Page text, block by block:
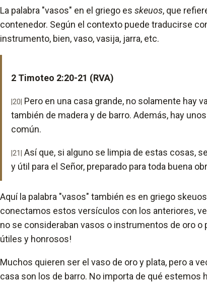
La palabra "vasos" en el griego es skeuos, que
contenedor. Según el contexto puede traducirse
instrumento, bien, vaso, vasija, jarra, etc.
2 Timoteo 2:20-21 (RVA)
|20| Pero en una casa grande, no solamente hay
también de madera y de barro. Además, hay
común.
|21| Así que, si alguno se limpia de estas cosas,
y útil para el Señor, preparado para toda buena
Aquí la palabra "vasos" también es en griego
conectamos estos versículos con los anteriores,
no se consideraban vasos o instrumentos de oro o
útiles y honrosos!
Muchos quieren ser el vaso de oro y plata, pero a
casa son los de barro. No importa de qué estemos